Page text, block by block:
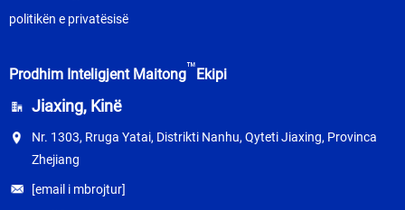
politikën e privatësisë
Prodhim Inteligjent Maitong™Ekipi
Jiaxing, Kinë
Nr. 1303, Rruga Yatai, Distrikti Nanhu, Qyteti Jiaxing, Provinca
Zhejiang
[email i mbrojtur]